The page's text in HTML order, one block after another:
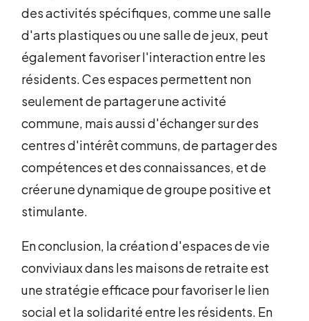
des activités spécifiques, comme une salle
d'arts plastiques ou une salle de jeux, peut
également favoriser l'interaction entre les
résidents. Ces espaces permettent non
seulement de partager une activité
commune, mais aussi d'échanger sur des
centres d'intérêt communs, de partager des
compétences et des connaissances, et de
créer une dynamique de groupe positive et
stimulante.
En conclusion, la création d'espaces de vie
conviviaux dans les maisons de retraite est
une stratégie efficace pour favoriser le lien
social et la solidarité entre les résidents. En